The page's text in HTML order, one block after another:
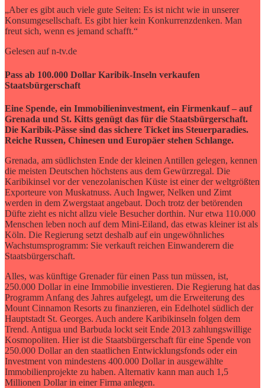
„Aber es gibt auch viele gute Seiten: Es ist nicht wie in unserer
Konsumgesellschaft. Es gibt hier kein Konkurrenzdenken. Man
freut sich, wenn es jemand schafft.“
Gelesen auf n-tv.de
Pass ab 100.000 Dollar Karibik-Inseln verkaufen
Staatsbürgerschaft
Eine Spende, ein Immobilieninvestment, ein Firmenkauf – auf
Grenada und St. Kitts genügt das für die Staatsbürgerschaft.
Die Karibik-Pässe sind das sichere Ticket ins Steuerparadies.
Reiche Russen, Chinesen und Europäer stehen Schlange.
Grenada, am südlichsten Ende der kleinen Antillen gelegen, kennen
die meisten Deutschen höchstens aus dem Gewürzregal. Die
Karibikinsel vor der venezolanischen Küste ist einer der weltgrößten
Exporteure von Muskatnuss. Auch Ingwer, Nelken und Zimt
werden in dem Zwergstaat angebaut. Doch trotz der betörenden
Düfte zieht es nicht allzu viele Besucher dorthin. Nur etwa 110.000
Menschen leben noch auf dem Mini-Eiland, das etwas kleiner ist als
Köln. Die Regierung setzt deshalb auf ein ungewöhnliches
Wachstumsprogramm: Sie verkauft reichen Einwanderern die
Staatsbürgerschaft.
Alles, was künftige Grenader für einen Pass tun müssen, ist,
250.000 Dollar in eine Immobilie investieren. Die Regierung hat das
Programm Anfang des Jahres aufgelegt, um die Erweiterung des
Mount Cinnamon Resorts zu finanzieren, ein Edelhotel südlich der
Hauptstadt St. Georges. Auch andere Karibikinseln folgen dem
Trend. Antigua und Barbuda lockt seit Ende 2013 zahlungswillige
Kosmopoliten. Hier ist die Staatsbürgerschaft für eine Spende von
250.000 Dollar an den staatlichen Entwicklungsfonds oder ein
Investment von mindestens 400.000 Dollar in ausgewählte
Immobilienprojekte zu haben. Alternativ kann man auch 1,5
Millionen Dollar in einer Firma anlegen.